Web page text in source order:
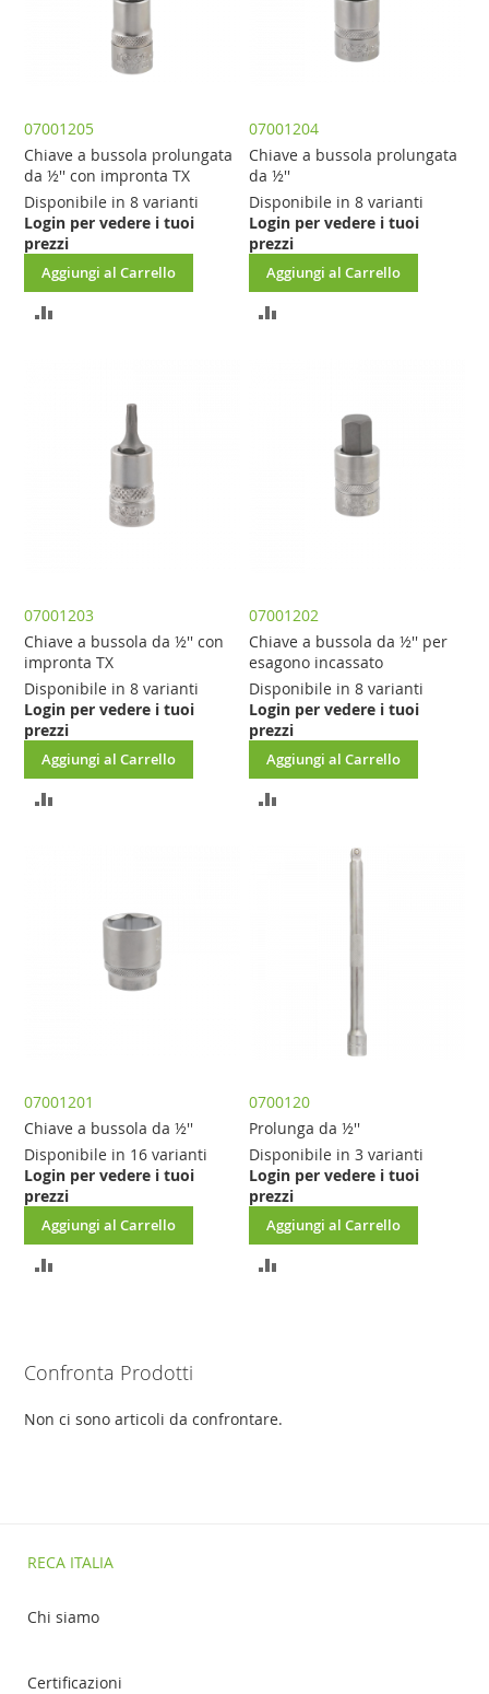
07001205
Chiave a bussola prolungata
da ½'' con impronta TX
Disponibile in 8 varianti
Login per vedere i tuoi
prezzi
Aggiungi al Carrello
AGGIUNGI
07001204
Chiave a bussola prolungata
da ½''
Disponibile in 8 varianti
Login per vedere i tuoi
prezzi
Aggiungi al Carrello
07001203
Chiave a bussola da ½'' con
impronta TX
Disponibile in 8 varianti
Login per vedere i tuoi
prezzi
Aggiungi al Carrello
AGGIUNGI
07001202
Chiave a bussola da ½'' per
esagono incassato
Disponibile in 8 varianti
Login per vedere i tuoi
prezzi
Aggiungi al Carrello
07001201
Chiave a bussola da ½''
Disponibile in 16 varianti
Login per vedere i tuoi
prezzi
Aggiungi al Carrello
AGGIUNGI
0700120
Prolunga da ½''
Disponibile in 3 varianti
Login per vedere i tuoi
prezzi
Aggiungi al Carrello
Confronta Prodotti
Non ci sono articoli da confrontare.
RECA ITALIA
Chi siamo
Certificazioni